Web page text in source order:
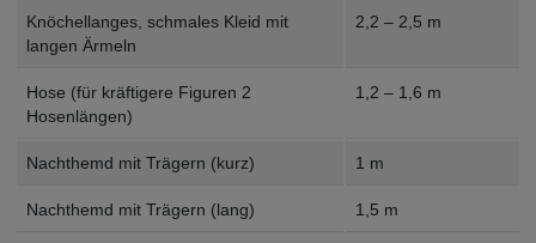
Knöchellanges, schmales Kleid mit
langen Ärmeln
2,2 – 2,5 m
Hose (für kräftigere Figuren 2
Hosenlängen)
1,2 – 1,6 m
Nachthemd mit Trägern (kurz) 1 m
Nachthemd mit Trägern (lang) 1,5 m